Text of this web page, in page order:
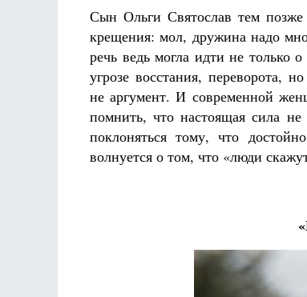
Сын Ольги Святослав тем позже
крещения: мол, дружина надо
речь ведь могла идти не только
угрозе восстания, переворота,
не аргумент. И современной
помнить, что настоящая сила не
поклоняться тому, что
волнуется о том, что «люди